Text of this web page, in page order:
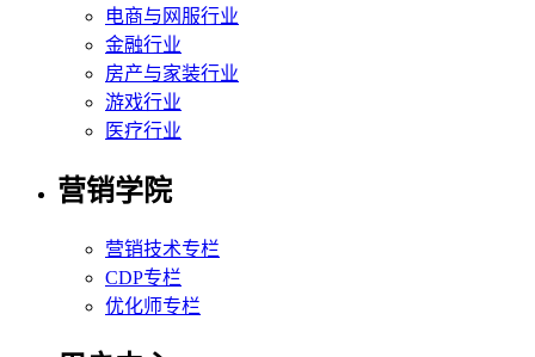
电商与网服行业
金融行业
房产与家装行业
游戏行业
医疗行业
营销学院
营销技术专栏
CDP专栏
优化师专栏